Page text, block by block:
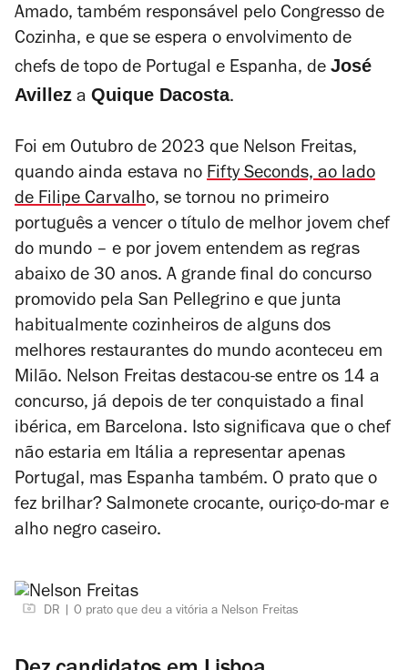
Amado, também responsável pelo Congresso de
Cozinha, e que se espera o envolvimento de
chefs de topo de Portugal e Espanha, de José
Avillez a Quique Dacosta.
Foi em Outubro de 2023 que Nelson Freitas,
quando ainda estava no Fifty Seconds,ao lado
de Filipe Carvalho, se tornou no primeiro
português a vencer o título de melhor jovem chef
do mundo – e por jovem entendem as regras
abaixo de 30 anos. A grande final do concurso
promovido pela San Pellegrino e que junta
habitualmente cozinheiros de alguns dos
melhores restaurantes do mundo aconteceu em
Milão. Nelson Freitas destacou-se entre os 14 a
concurso, já depois de ter conquistado a final
ibérica, em Barcelona. Isto significava que o chef
não estaria em Itália a representar apenas
Portugal, mas Espanha também. O prato que o
fez brilhar? Salmonete crocante, ouriço-do-mar e
alho negro caseiro.
DR O prato que deu a vitória a Nelson Freitas